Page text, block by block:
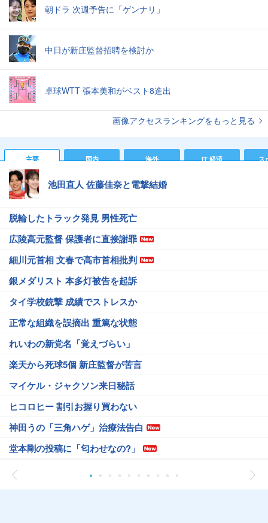
朝ドラ 次週予告に「ゲンナリ」
中日が新庄監督招聘を検討か
卓球WTT 張本美和がベスト8進出
画像アクセスランキングをもっと見る
主要 国内 海外 IT 経済 ス
池田直人 佐藤佳奈と電撃結婚
脱輪したトラック発見 男性死亡
広陵高元監督 保護者に直接謝罪
細川元首相 文春で高市首相批判
銀メダリスト 本多灯被告を起訴
タイ学校銃撃 成績でストレスか
正常な組織を誤摘出 重篤な状態
れいわの新党名「覚えづらい」
楽天から死球5個 新庄監督が苦言
マイケル・ジャクソン来日秘話
ヒコロヒー 割引お握り買わない
神田うの「三角ハゲ」治療法告白
堂本剛の投稿に「匂わせなの?」